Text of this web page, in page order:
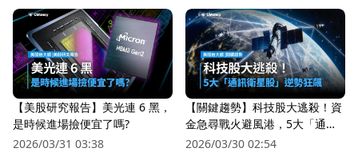
【美股研究報告】美光連 6 黑，
是時候進場撿便宜了嗎?
2026/03/31 03:38
【關鍵趨勢】科技股大逃殺！資
金急尋戰火避風港，5大「通訊
衛星股」逆勢狂飆
2026/03/30 02:54